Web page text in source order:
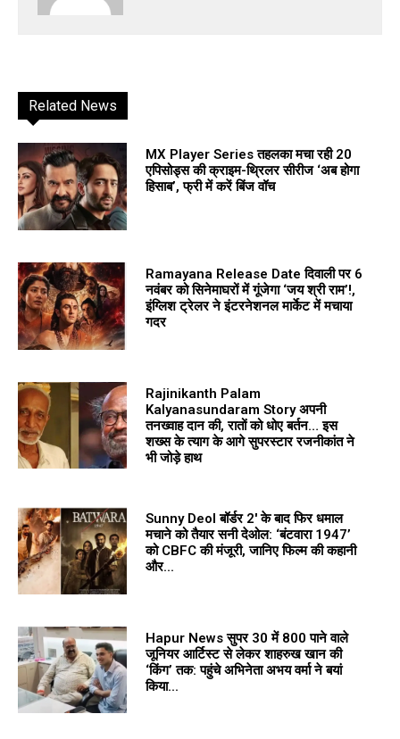
Related News
MX Player Series तहलका मचा रही 20
एपिसोड्स की क्राइम-थ्रिलर सीरीज ‘अब होगा
हिसाब’, फ्री में करें बिंज वॉच
Ramayana Release Date दिवाली पर 6
नवंबर को सिनेमाघरों में गूंजेगा ‘जय श्री राम’!,
इंग्लिश ट्रेलर ने इंटरनेशनल मार्केट में मचाया
गदर
Rajinikanth Palam
Kalyanasundaram Story अपनी
तनख्वाह दान की, रातों को धोए बर्तन… इस
शख्स के त्याग के आगे सुपरस्टार रजनीकांत ने
भी जोड़े हाथ
Sunny Deol बॉर्डर 2′ के बाद फिर धमाल
मचाने को तैयार सनी देओल: ‘बंटवारा 1947’
को CBFC की मंजूरी, जानिए फिल्म की कहानी
और...
Hapur News सुपर 30 में ₹800 पाने वाले
जूनियर आर्टिस्ट से लेकर शाहरुख खान की
‘किंग’ तक: पहुंचे अभिनेता अभय वर्मा ने बयां
किया...